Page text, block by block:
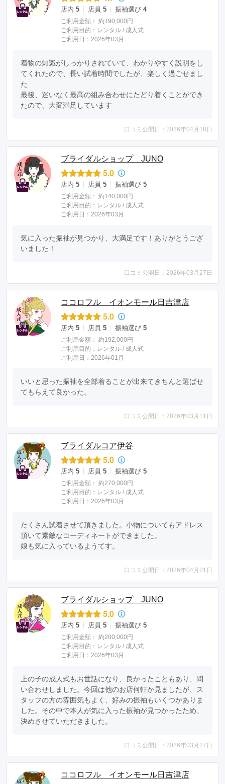
店内 5 店員 5 振袖選び 4
ご利用金額： 約190,000円
ご利用目的： レンタル / 成人式
ご利用日：2026年03月
着物の知識がしっかりされていて、わかりやすく説明をし
てくれたので、長い試着時間でしたが、楽しく過ごせまし
た
最後、迷いなく最高の組み合わせにたどり着くことができ
たので、大変満足しています
口コミ公開日：2026年04月10日
ブライダルショップ JUNO
5.0
店内 5 店員 5 振袖選び 5
ご利用金額： 約140,000円
ご利用目的： レンタル / 成人式
ご利用日：2026年03月
気に入った振袖が見つかり、大満足です！ありがとうござ
いました！
口コミ公開日：2026年03月27日
ココロフル イオンモール日吉津店
5.0
店内 5 店員 5 振袖選び 5
ご利用金額： 約192,000円
ご利用目的： レンタル / 成人式
ご利用日：2026年01月
いいと思った振袖を全部着ることが出来てきちんと選ばせ
てもらえて良かった。
口コミ公開日：2026年03月11日
ブライダルコア伊谷
5.0
店内 5 店員 5 振袖選び 5
ご利用金額： 約270,000円
ご利用目的： レンタル / 成人式
ご利用日：2026年03月
たくさん試着させて頂きました。小物についてもアドレス
頂いて素敵なコーディネートができました。
娘も気に入っているようてす。
口コミ公開日：2026年04月21日
ブライダルショップ JUNO
5.0
店内 5 店員 5 振袖選び 5
ご利用金額： 約200,000円
ご利用目的： レンタル / 成人式
ご利用日：2026年03月
上の子の成人式もお世話になり、良かったこともあり、問
い合わせしました。今回は他のお店何軒か見ましたが、ス
タッフの方の雰囲気もよく、好みの振袖もいくつかありま
した。その中で本人が気に入った振袖が見つかったため、
決めさせていただきました。
口コミ公開日：2026年03月27日
ココロフル イオンモール日吉津店